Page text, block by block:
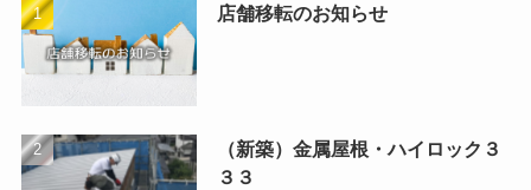
店舗移転のお知らせ
（新築）金属屋根・ハイロック３
３３